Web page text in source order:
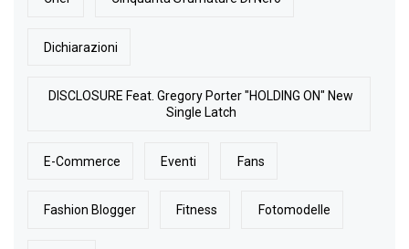
Dichiarazioni
DISCLOSURE Feat. Gregory Porter "HOLDING ON" New
Single Latch
E-Commerce Eventi Fans
Fashion Blogger Fitness Fotomodelle